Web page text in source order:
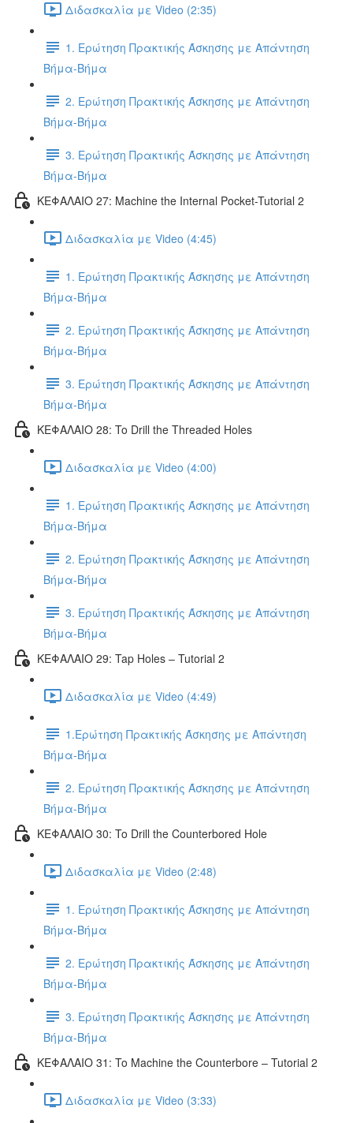
Διδασκαλία με Video (2:35)
1. Ερώτηση Πρακτικής Άσκησης με Απάντηση
Βήμα-Βήμα
2. Ερώτηση Πρακτικής Άσκησης με Απάντηση
Βήμα-Βήμα
3. Ερώτηση Πρακτικής Άσκησης με Απάντηση
Βήμα-Βήμα
ΚΕΦΑΛΑΙΟ 27: Machine the Internal Pocket-Tutorial 2
Διδασκαλία με Video (4:45)
1. Ερώτηση Πρακτικής Άσκησης με Απάντηση
Βήμα-Βήμα
2. Ερώτηση Πρακτικής Άσκησης με Απάντηση
Βήμα-Βήμα
3. Ερώτηση Πρακτικής Άσκησης με Απάντηση
Βήμα-Βήμα
ΚΕΦΑΛΑΙΟ 28: To Drill the Threaded Holes
Διδασκαλία με Video (4:00)
1. Ερώτηση Πρακτικής Άσκησης με Απάντηση
Βήμα-Βήμα
2. Ερώτηση Πρακτικής Άσκησης με Απάντηση
Βήμα-Βήμα
3. Ερώτηση Πρακτικής Άσκησης με Απάντηση
Βήμα-Βήμα
ΚΕΦΑΛΑΙΟ 29: Tap Holes – Tutorial 2
Διδασκαλία με Video (4:49)
1.Ερώτηση Πρακτικής Άσκησης με Απάντηση
Βήμα-Βήμα
2. Ερώτηση Πρακτικής Άσκησης με Απάντηση
Βήμα-Βήμα
ΚΕΦΑΛΑΙΟ 30: To Drill the Counterbored Hole
Διδασκαλία με Video (2:48)
1. Ερώτηση Πρακτικής Άσκησης με Απάντηση
Βήμα-Βήμα
2. Ερώτηση Πρακτικής Άσκησης με Απάντηση
Βήμα-Βήμα
3. Ερώτηση Πρακτικής Άσκησης με Απάντηση
Βήμα-Βήμα
ΚΕΦΑΛΑΙΟ 31: To Machine the Counterbore – Tutorial 2
Διδασκαλία με Video (3:33)